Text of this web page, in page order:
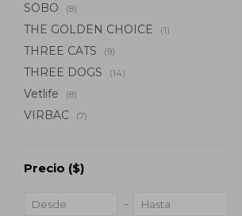
SOBO (8)
THE GOLDEN CHOICE (1)
THREE CATS (9)
THREE DOGS (14)
Vetlife (8)
VIRBAC (7)
Precio ($)